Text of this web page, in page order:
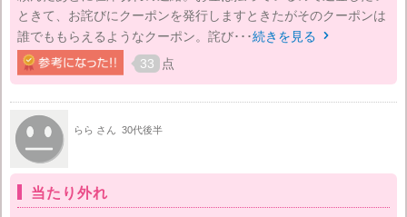
ときて、お詫びにクーポンを発行しますときたがそのクーポンは
誰でももらえるようなクーポン。詫び･･･続きを見る 
33 点
らら さん 30代後半
当たり外れ